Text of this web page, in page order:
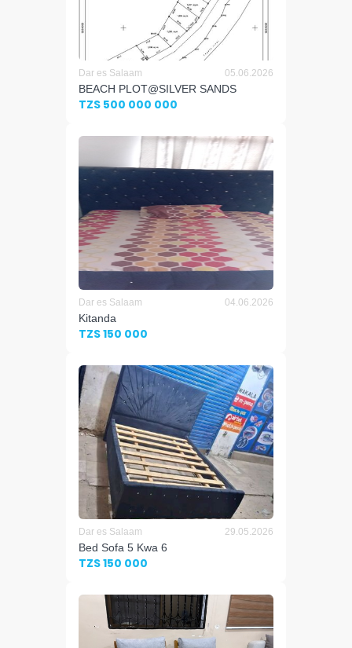
Dar es Salaam 05.06.2026
BEACH PLOT@SILVER SANDS
TZS 500 000 000
Dar es Salaam 04.06.2026
Kitanda
TZS 150 000
Dar es Salaam 29.05.2026
Bed Sofa 5 Kwa 6
TZS 150 000